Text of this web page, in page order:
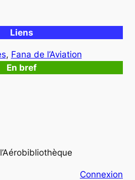
Liens
, Fana de l’Aviation
En bref
Connexion